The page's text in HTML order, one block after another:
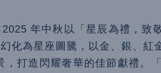
年中秋以「星辰為禮，致
化為星座圖騰，以金、銀、紅
，打造閃耀奢華的佳節獻禮。